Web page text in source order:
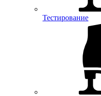
Тестирование